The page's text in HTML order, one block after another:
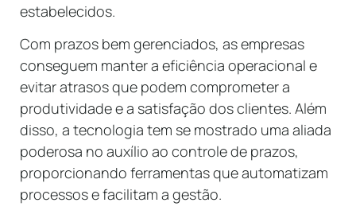
estabelecidos.
Com prazos bem gerenciados, as empresas
conseguem manter a eficiência operacional e
evitar atrasos que podem comprometer a
produtividade e a satisfação dos clientes. Além
disso, a tecnologia tem se mostrado uma aliada
poderosa no auxílio ao controle de prazos,
proporcionando ferramentas que automatizam
processos e facilitam a gestão.